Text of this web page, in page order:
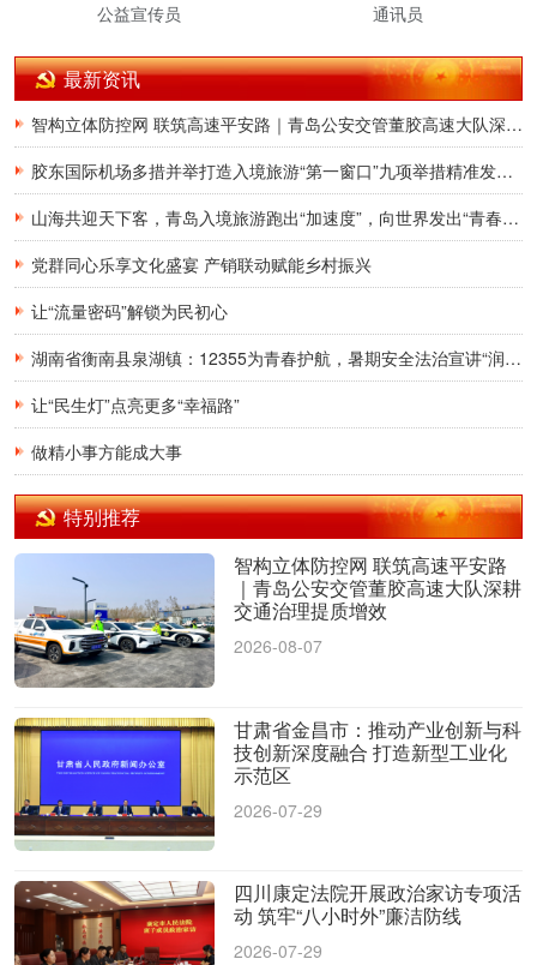
公益宣传员 通讯员
最新资讯
智构立体防控网 联筑高速平安路｜青岛公安交管董胶高速大队深耕交通治理提质增效
胶东国际机场多措并举打造入境旅游“第一窗口”九项举措精准发力，助力青岛建设国际滨海旅游度假胜地
山海共迎天下客，青岛入境旅游跑出“加速度”，向世界发出“青春之约”
党群同心乐享文化盛宴 产销联动赋能乡村振兴
让“流量密码”解锁为民初心
湖南省衡南县泉湖镇：12355为青春护航，暑期安全法治宣讲“润”童心
让“民生灯”点亮更多“幸福路”
做精小事方能成大事
特别推荐
智构立体防控网 联筑高速平安路
｜青岛公安交管董胶高速大队深耕
交通治理提质增效
2026-08-07
甘肃省金昌市：推动产业创新与科
技创新深度融合 打造新型工业化
示范区
2026-07-29
四川康定法院开展政治家访专项活
动 筑牢“八小时外”廉洁防线
2026-07-29